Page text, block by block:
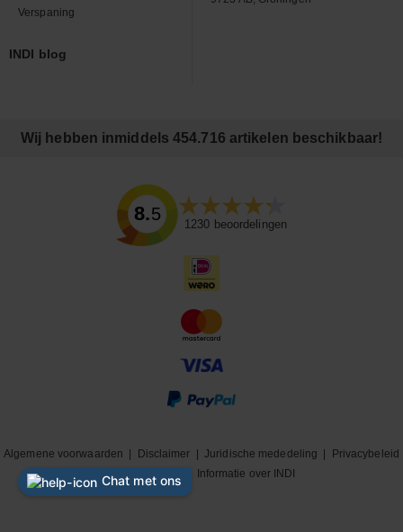
Verspaning
INDI blog
Wij hebben inmiddels 454.716 artikelen beschikbaar!
8.5
1230 beoordelingen
Algemene voorwaarden Disclaimer |Juridische mededeling
Privacybeleid
|
Cookiebeleid Informatie over INDI